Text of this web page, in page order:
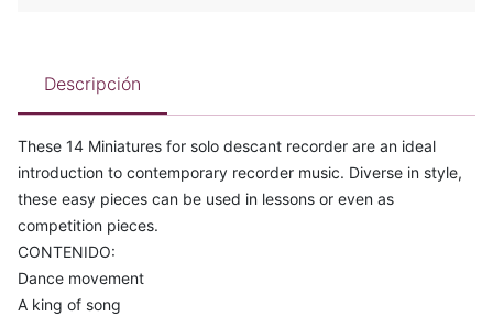
Descripción
These 14 Miniatures for solo descant recorder are an ideal
introduction to contemporary recorder music. Diverse in style,
these easy pieces can be used in lessons or even as
competition pieces.
CONTENIDO:
Dance movement
A king of song